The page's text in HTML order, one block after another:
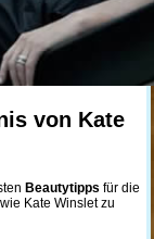
von Kate
Beautytipps für die
Kate Winslet zu